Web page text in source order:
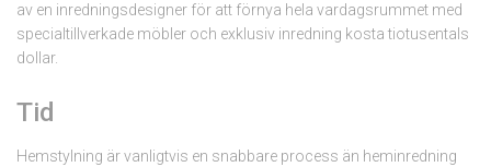
av en inredningsdesigner för att förnya hela vardagsrummet med
specialtillverkade möbler och exklusiv inredning kosta tiotusentals
dollar.
Tid
Hemstylning är vanligtvis en snabbare process än heminredning